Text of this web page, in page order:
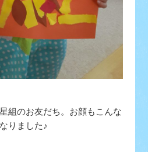
組のお友だち。お顔もこんな
りました♪